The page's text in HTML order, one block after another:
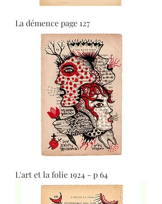
La démence page 127
L'art et la folie 1924 - p 64